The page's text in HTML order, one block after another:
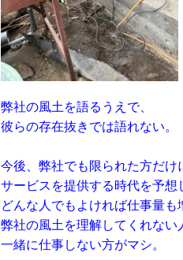
弊社の風土を語るうえで、
彼らの存在抜きでは語れない。
今後、弊社でも限られた方だけ
サービスを提供する時代を予想
どんな人でもよければ仕事量も
弊社の風土を理解してくれない
一緒に仕事しない方がマシ。